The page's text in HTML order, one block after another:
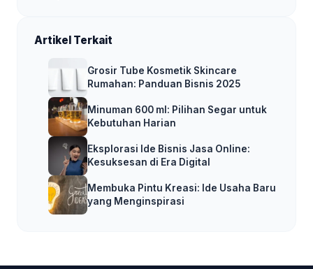
Artikel Terkait
Grosir Tube Kosmetik Skincare
Rumahan: Panduan Bisnis 2025
Minuman 600 ml: Pilihan Segar untuk
Kebutuhan Harian
Eksplorasi Ide Bisnis Jasa Online:
Kesuksesan di Era Digital
Membuka Pintu Kreasi: Ide Usaha Baru
yang Menginspirasi